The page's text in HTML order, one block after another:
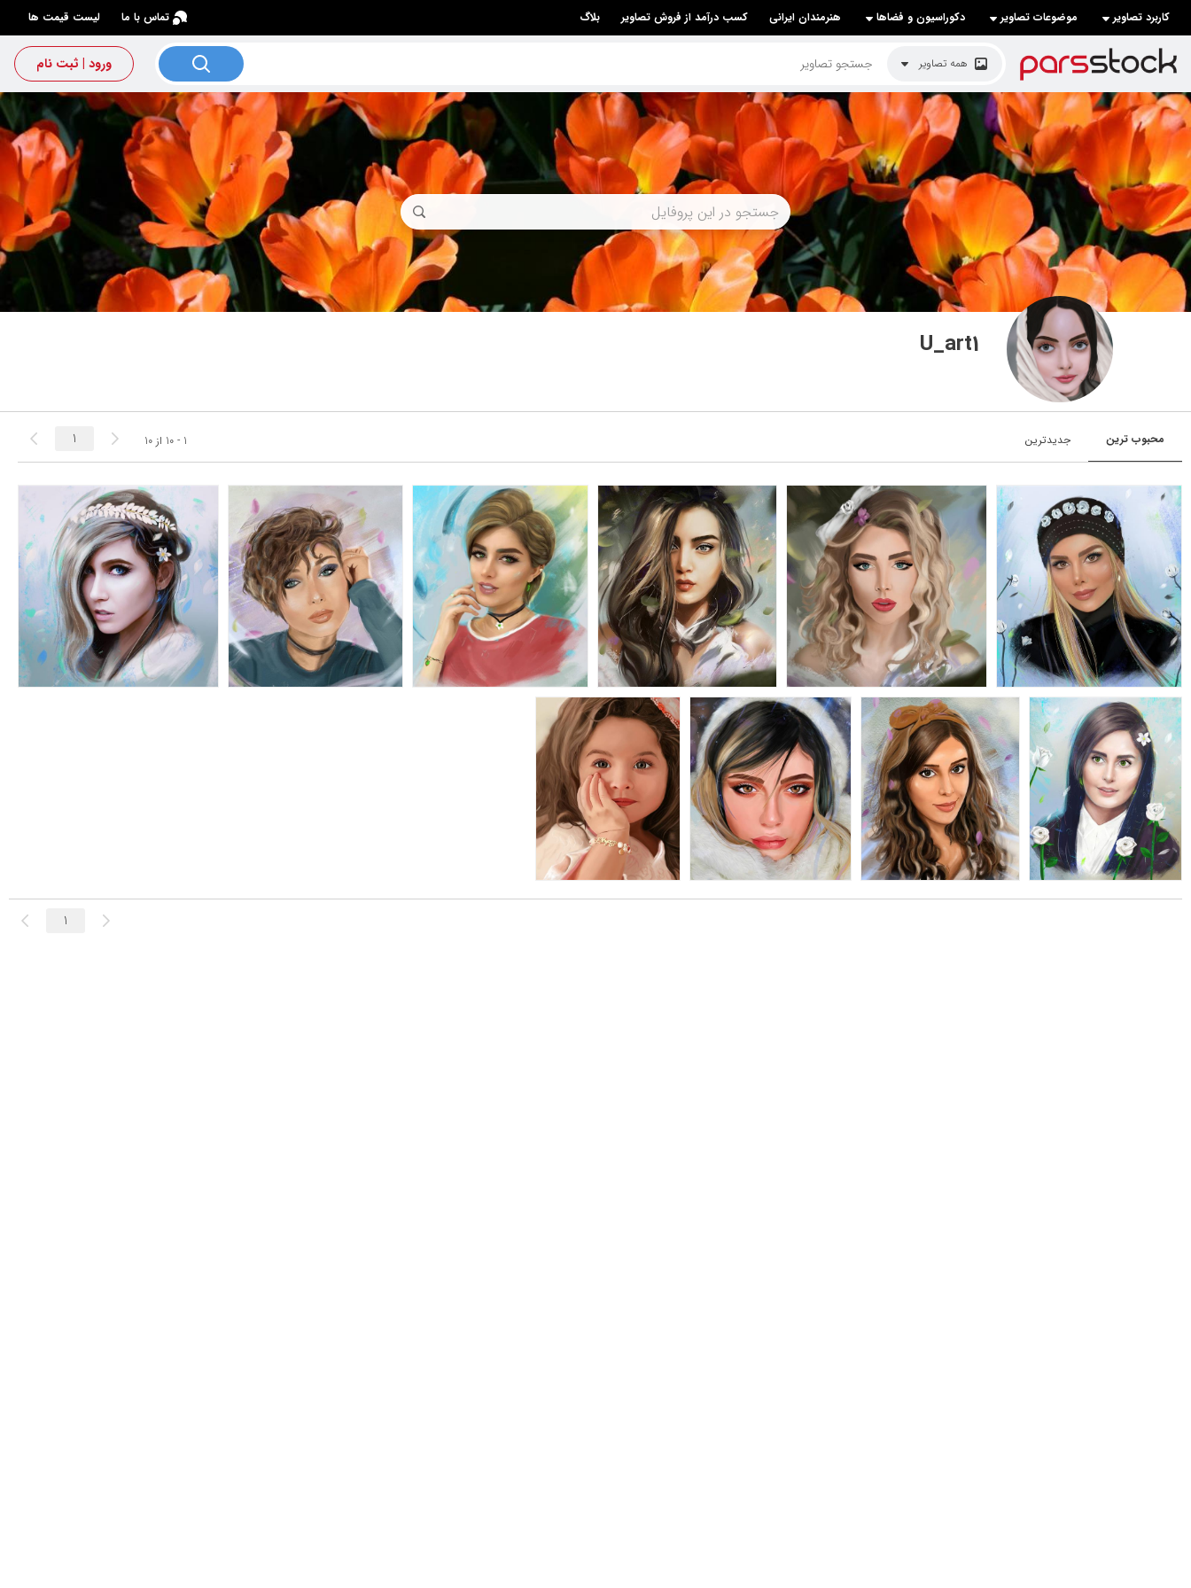
کاربرد تصاویر موضوعات تصاویر دکوراسیون و فضاها هنرمندان ایرانی کسب درآمد از فروش تصاویر بلاگ تماس با ما لیست قیمت ها
همه تصاویر ورود | ثبت نام
U_art1
محبوب‌‌‌ ترین جدیدترین 1 - 10 از 10
× لیست قیمت ها
کاربرد تصاویر
موضوعات تصاویر
دکوراسیون و فضاها
هنرمندان ایرانی
کسب درآمد از فروش تصاویر
021 28428845
تماس با ما
بلاگ پارس استاک